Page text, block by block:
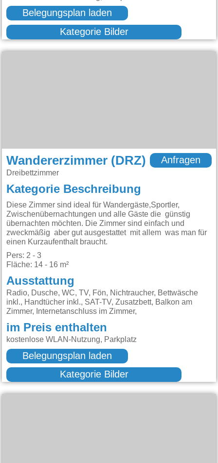
Belegungsplan laden
Kategorie Bilder
Wandererzimmer (DRZ)
Dreibettzimmer
Anfragen
Kategorie Beschreibung
Diese Zimmer sind ideal für Wandergäste,Sportler,
Zwischenübernachtungen und alle Gäste die günstig
übernachten möchten. Die Zimmer sind einfach und
zweckmäßig aber gut ausgestattet mit allem was man für
einen Kurzaufenthalt braucht.
Pers: 2 - 3
Fläche: 14 - 16 m²
Ausstattung
Radio, Dusche, WC, TV, Fön, Nichtraucher, Bettwäsche
inkl., Handtücher inkl., SAT-TV, Zusatzbett, Balkon am
Zimmer, Internetanschluss im Zimmer,
im Preis enthalten
kostenlose WLAN-Nutzung, Parkplatz
Belegungsplan laden
Kategorie Bilder